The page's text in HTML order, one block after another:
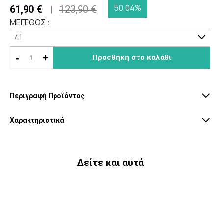
61,90 € 123,90 €
50,04%
ΜΕΓΕΘΟΣ :
- + Προσθήκη στο καλάθι
Περιγραφή Προϊόντος
Χαρακτηριστικά
Δείτε και αυτά